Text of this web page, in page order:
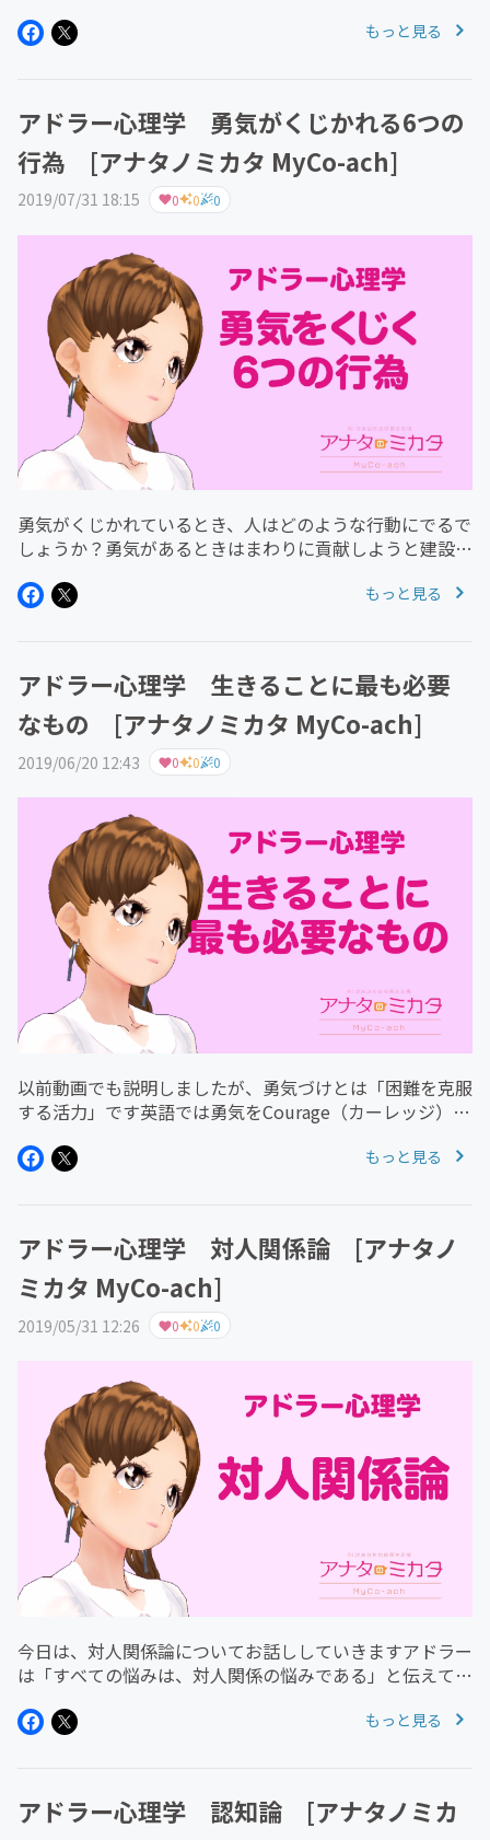
いったものではないので説明します。誤解の多い勇気は
もっと見る
アドラー心理学 勇気がくじかれる6つの
行為 [アナタノミカタ MyCo-ach]
2019/07/31 18:15 0 0 0
勇気がくじかれているとき、人はどのような行動にでるで
しょうか？勇気があるときはまわりに貢献しようと建設的
はその逆の非建設的な行動をとるようになります。人は目
もっと見る
アドラー心理学 生きることに最も必要
なもの [アナタノミカタ MyCo-ach]
2019/06/20 12:43 0 0 0
以前動画でも説明しましたが、勇気づけとは「困難を克服
する活力」です英語では勇気をCourage（カーレッジ）語
気とは必要不可欠なものであると言えます。アドラーの弟
もっと見る
アドラー心理学 対人関係論 [アナタノ
ミカタ MyCo-ach]
2019/05/31 12:26 0 0 0
今日は、対人関係論についてお話ししていきますアドラー
は「すべての悩みは、対人関係の悩みである」と伝えてい
どなど、人の悩みは様々ですが、結局のところそれはすべ
もっと見る
アドラー心理学 認知論 [アナタノミカ